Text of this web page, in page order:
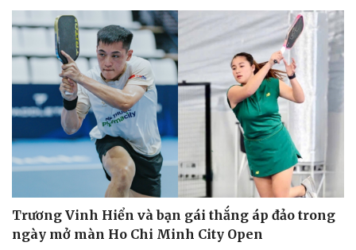
Trương Vinh Hiển và bạn gái thắng áp đảo trong
ngày mở màn Ho Chi Minh City Open